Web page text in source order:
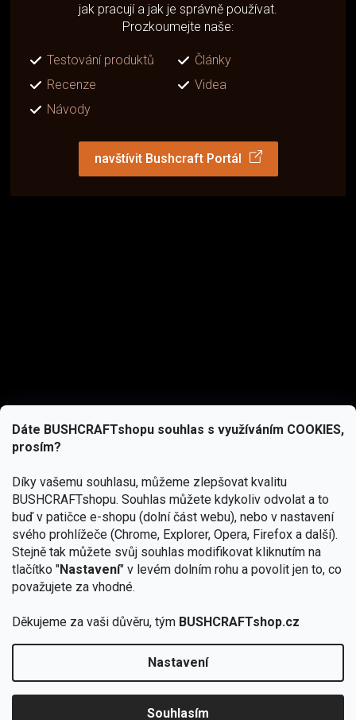
Dáte BUSHCRAFTshopu souhlas s využíváním COOKIES,
prosím?
Díky vašemu souhlasu, můžeme zlepšovat kvalitu
BUSHCRAFTshopu. Souhlas můžete kdykoliv odvolat a to
buď v patičce e-shopu (dolní část webu), nebo v nastavení
svého prohlížeče (Chrome, Explorer, Opera, Firefox a další).
Stejně tak můžete svůj souhlas modifikovat kliknutím na
tlačítko "Nastavení" v levém dolním rohu a povolit jen to, co
považujete za vhodné.
Děkujeme za vaši důvěru, tým BUSHCRAFTshop.cz
Nastavení
Souhlasím
zapojte se do slosování o kurz s
jak pracují a jak je správně používat.
Prozkoumejte naše:
Testování produktů
Články
Recenze
Videa
Návody
navštívit Bushcraft Portál
podmínkami ochrany osobních údajů
Copyright 2026BUSHCRAFTshop.cz. Všechna práva
vyhrazena.Upravit nastavení cookies